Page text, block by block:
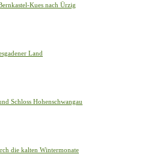
Kues nach Ürzig
Land
Schloss Hohenschwangau
die kalten Wintermonate